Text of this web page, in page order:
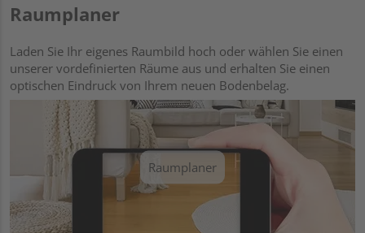
Raumplaner
Laden Sie Ihr eigenes Raumbild hoch oder wählen Sie einen
unserer vordefinierten Räume aus und erhalten Sie einen
optischen Eindruck von Ihrem neuen Bodenbelag.
Raumplaner